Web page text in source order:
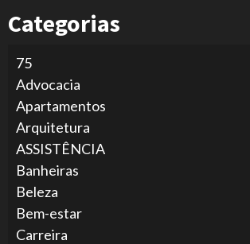
Categorias
75
Advocacia
Apartamentos
Arquitetura
ASSISTÊNCIA
Banheiras
Beleza
Bem-estar
Carreira